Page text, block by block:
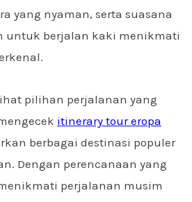
yang nyaman, serta suasana
untuk berjalan kaki menikmati
pilihan perjalanan yang
itinerary tour eropa
berbagai destinasi populer
Dengan perencanaan yang
perjalanan musim